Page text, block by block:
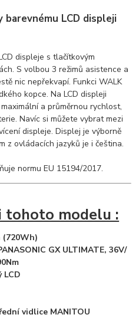
barevnému LCD displeji
displeje s tlačítkovým
S volbou 3 režimů asistence a
nic nepřekvapí. Funkci WALK
kopce. Na LCD displeji
a průměrnou rychlost,
Navíc si můžete vybrat mezi
displeje. Displej je výborně
z ovládacích jazyků je i čeština.
normu EU 15194/2017.
modelu :
GX ULTIMATE, 36V/
vidlice MANITOU